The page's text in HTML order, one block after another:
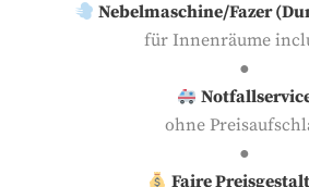
Nebelmaschine/Fazer
für Innenräume
●
ohne
●
Faire